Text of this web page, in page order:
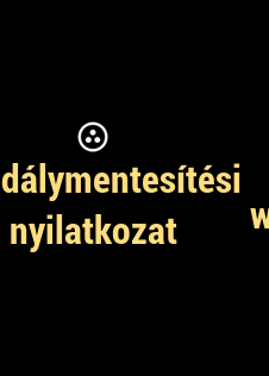
nyilatkozat